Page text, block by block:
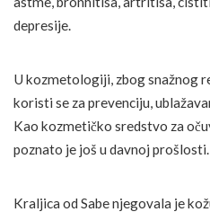
depresije.
U kozmetologiji, zbog snažnog
koristi se za prevenciju,
Kao kozmetičko sredstvo za
poznato je još u davnoj prošlosti.
Kraljica od Sabe njegovala je